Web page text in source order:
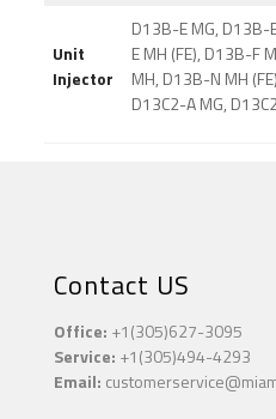
Unit
Injector
D13B-E MG, D13B-
E MH (FE), D13B-F
MH, D13B-N MH
D13C2-A MG,
Contact US
Office: +1(305)627-3095
Service: +1(305)494-4293
Email: